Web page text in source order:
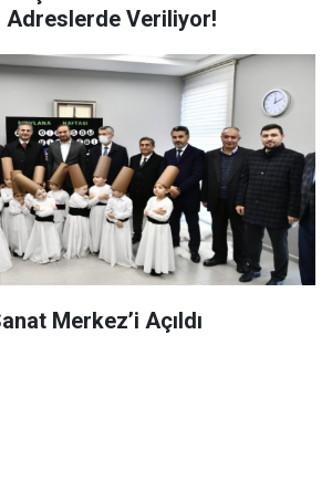
Adreslerde Veriliyor!
Merkez’i Açıldı